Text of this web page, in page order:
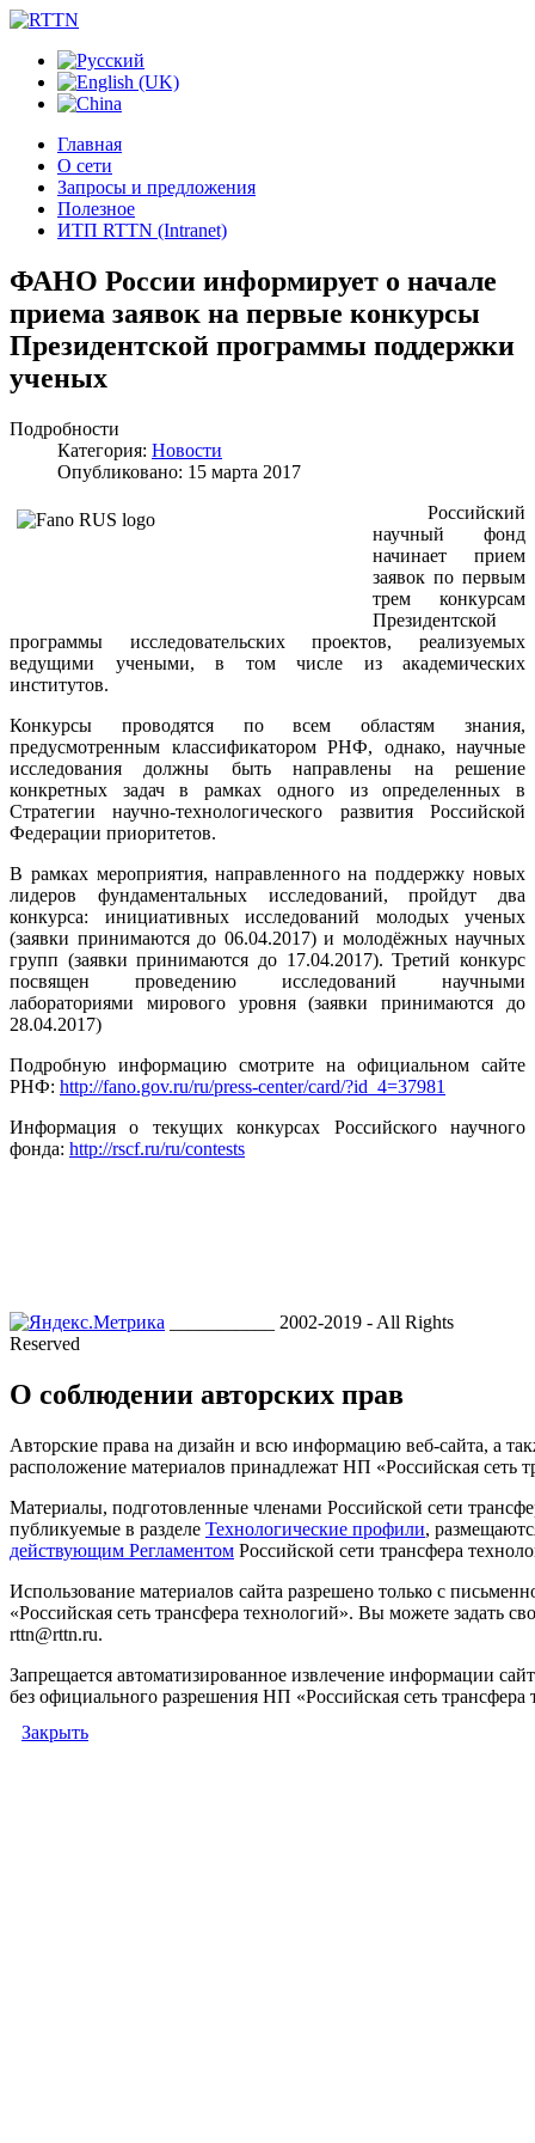
Главная
О сети
Запросы и предложения
Полезное
ИТП RTTN (Intranet)
ФАНО России информирует о начале
приема заявок на первые конкурсы
Президентской программы поддержки
ученых
Подробности
Категория: Новости
Опубликовано: 15 марта 2017
Российский
научный фонд
начинает прием
заявок по первым
трем конкурсам
Президентской
программы исследовательских проектов, реализуемых
ведущими учеными, в том числе из академических
институтов.
Конкурсы проводятся по всем областям знания,
предусмотренным классификатором РНФ, однако, научные
исследования должны быть направлены на решение
конкретных задач в рамках одного из определенных в
Стратегии научно-технологического развития Российской
Федерации приоритетов.
В рамках мероприятия, направленного на поддержку новых
лидеров фундаментальных исследований, пройдут два
конкурса: инициативных исследований молодых ученых
(заявки принимаются до 06.04.2017) и молодёжных научных
групп (заявки принимаются до 17.04.2017). Третий конкурс
посвящен проведению исследований научными
лабораториями мирового уровня (заявки принимаются до
28.04.2017)
Подробную информацию смотрите на официальном сайте
РНФ: http://fano.gov.ru/ru/press-center/card/?id_4=37981
Информация о текущих конкурсах Российского научного
фонда: http://rscf.ru/ru/contests
___________ 2002-2019 - All Rights
Reserved
О соблюдении авторских прав
Авторские права на дизайн и всю информацию веб-сайта, а
расположение материалов принадлежат НП «Российская сеть
Материалы, подготовленные членами Российской сети
публикуемые в разделе Технологические профили,
действующим Регламентом Российской сети трансфера
Использование материалов сайта разрешено только с
«Российская сеть трансфера технологий». Вы можете задать
rttn@rttn.ru.
Запрещается автоматизированное извлечение информации
без официального разрешения НП «Российская сеть трансфера
Закрыть